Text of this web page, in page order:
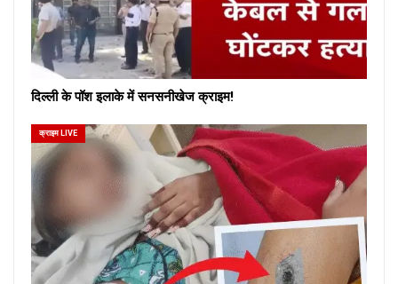
दिल्ली के पॉश इलाके में सनसनीखेज क्राइम!
क्राइम LIVE